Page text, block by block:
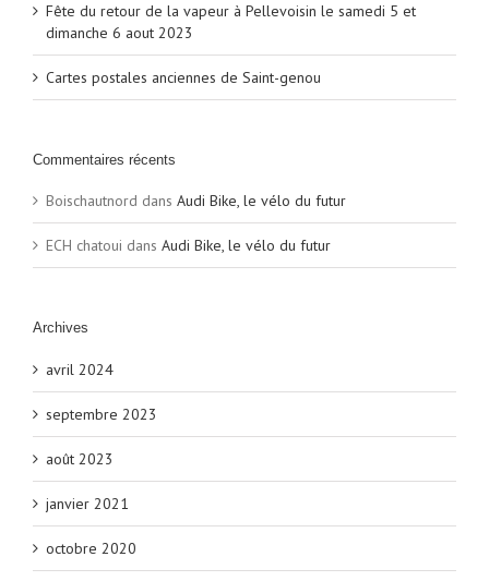
Fête du retour de la vapeur à Pellevoisin le samedi 5 et
dimanche 6 aout 2023
Cartes postales anciennes de Saint-genou
Commentaires récents
Boischautnord dans Audi Bike, le vélo du futur
ECH chatoui dans Audi Bike, le vélo du futur
Archives
avril 2024
septembre 2023
août 2023
janvier 2021
octobre 2020